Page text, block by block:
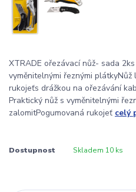
XTRADE ořezávací nůž- sada
vyměnitelnými řeznými plátkyNůž
rukojeťs drážkou na ořezávání
Praktický nůž s vyměnitelnými
zalomitPogumovaná rukojeť celý
Dostupnost Skladem 10 ks